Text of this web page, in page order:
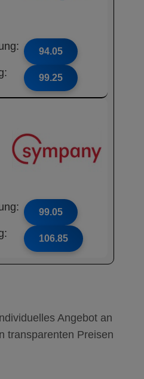
94.05
99.25
99.05
106.85
Angebot an
transparenten Preisen